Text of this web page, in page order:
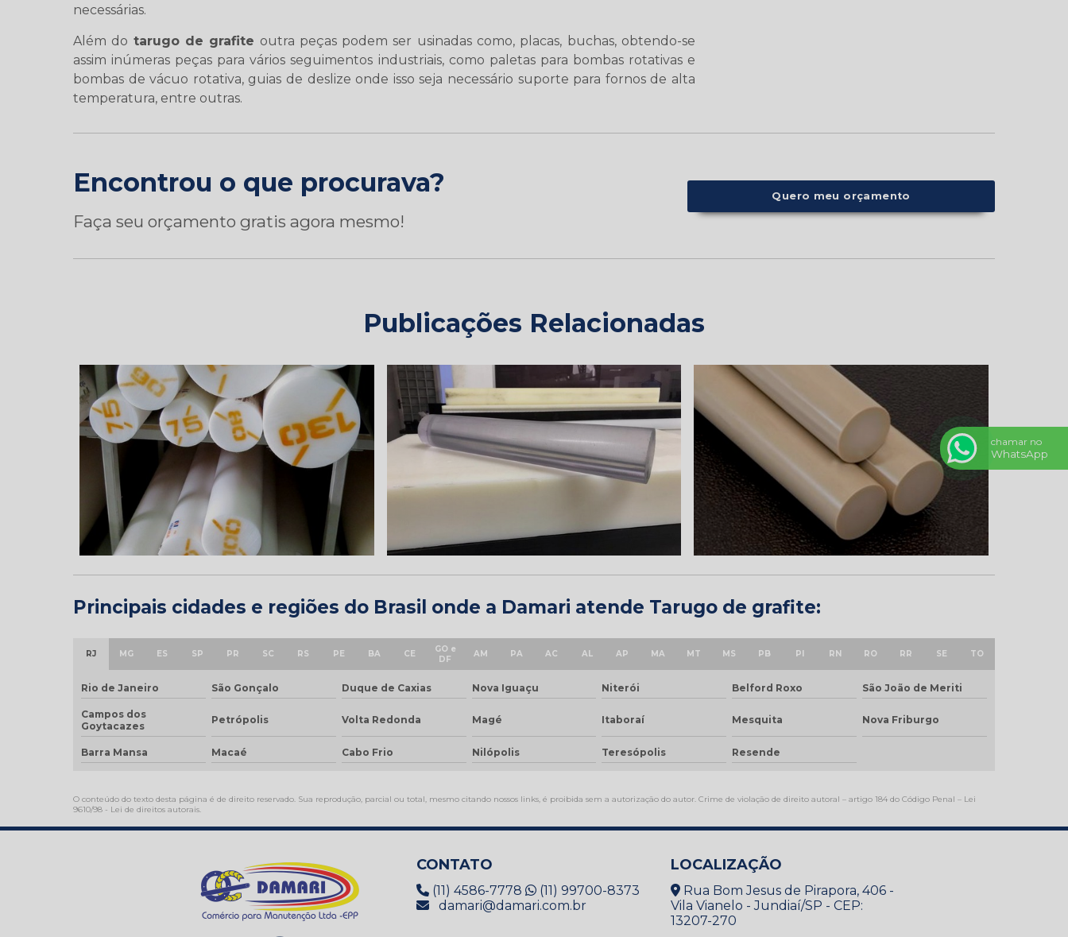
necessárias.
Além do tarugo de grafite outra peças podem ser usinadas como, placas, buchas, obtendo-se
assim inúmeras peças para vários seguimentos industriais, como paletas para bombas rotativas e
bombas de vácuo rotativa, guias de deslize onde isso seja necessário suporte para fornos de alta
temperatura, entre outras.
Encontrou o que procurava?
Faça seu orçamento gratis agora mesmo!
Quero meu orçamento
Publicações Relacionadas
Principais cidades e regiões do Brasil onde a Damari atende Tarugo de grafite:
RJ MG ES SP PR SC RS PE BA CE
GO e
DF
AM PA AC AL AP MA MT MS PB PI RN RO RR SE TO
Rio de Janeiro São Gonçalo Duque de Caxias Nova Iguaçu Niterói Belford Roxo São João de Meriti
Campos dos
Goytacazes
Petrópolis Volta Redonda Magé Itaboraí Mesquita Nova Friburgo
Barra Mansa Macaé Cabo Frio Nilópolis Teresópolis Resende
O conteúdo do texto desta página é de direito reservado. Sua reprodução, parcial ou total, mesmo citando nossos links, é proibida sem a autorização do autor. Crime de violação de direito autoral – artigo 184 do Código Penal – Lei
9610/98 - Lei de direitos autorais.
CONTATO
(11) 4586-7778
(11) 99700-8373
damari@damari.com.br
LOCALIZAÇÃO
Rua Bom Jesus de Pirapora, 406 -
Vila Vianelo - Jundiaí/SP - CEP:
13207-270
chamar no
WhatsApp